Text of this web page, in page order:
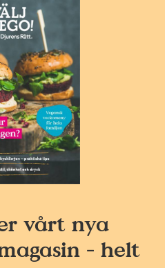
vårt nya
- helt